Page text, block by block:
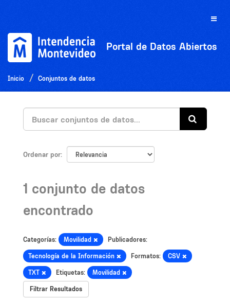
Toggle
Portal de Datos Abiertos
Inicio Conjuntos de datos
Ordenar por
1 conjunto de datos
encontrado
Categorías: Movilidad Publicadores:
Tecnología de la Información Formatos: CSV
TXT Etiquetas: Movilidad
Filtrar Resultados